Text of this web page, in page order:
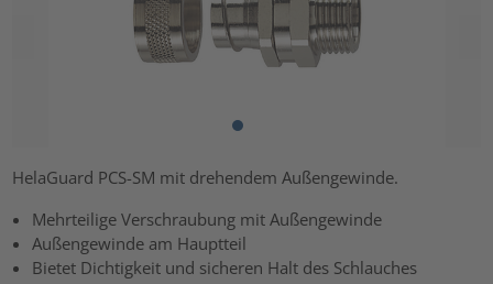
HelaGuard PCS-SM mit drehendem Außengewinde.
Mehrteilige Verschraubung mit Außengewinde
Außengewinde am Hauptteil
Bietet Dichtigkeit und sicheren Halt des Schlauches